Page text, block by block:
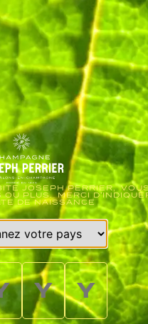
JOSEPH PERRIER,
PLUS. MERCI
DE NAISSANCE